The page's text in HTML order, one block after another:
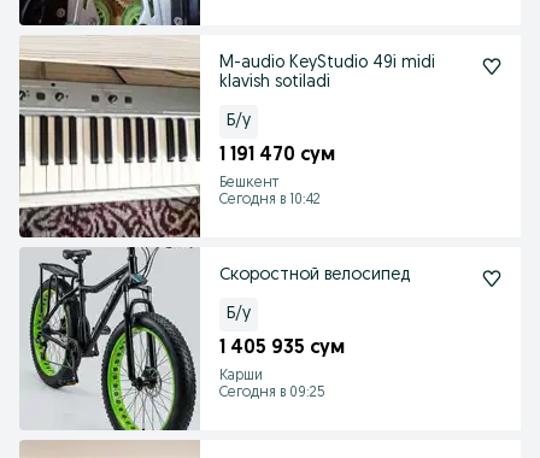
M-audio KeyStudio 49i midi
klavish sotiladi
Б/у
1 191 470 сум
Бешкент
Сегодня в 10:42
Скоростной велосипед
Б/у
1 405 935 сум
Карши
Сегодня в 09:25